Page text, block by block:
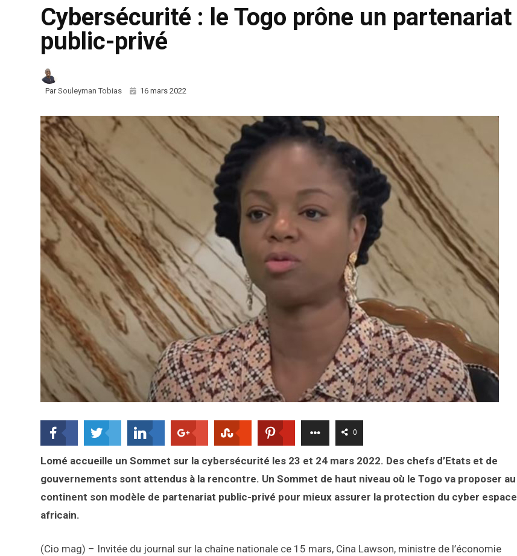
Cybersécurité : le Togo prône un partenariat
public-privé
ParSouleyman Tobias 16 mars 2022
0
Lomé accueille un Sommet sur la cybersécurité les 23 et 24 mars 2022. Des chefs d’Etats et de
gouvernements sont attendus à la rencontre. Un Sommet de haut niveau où le Togo va proposer au
continent son modèle de partenariat public-privé pour mieux assurer la protection du cyber espace
africain.
(Cio mag) – Invitée du journal sur la chaîne nationale ce 15 mars, Cina Lawson, ministre de l’économie